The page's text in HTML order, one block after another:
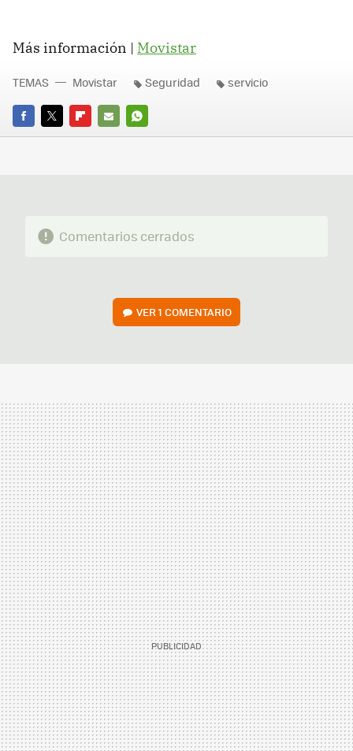
Más información | Movistar
FACEBOOK
TWITTERFLIPBOARD
E-
WHATSAPP
TEMAS Movistar Seguridad servicio
Comentarios cerrados
VER1 COMENTARIO